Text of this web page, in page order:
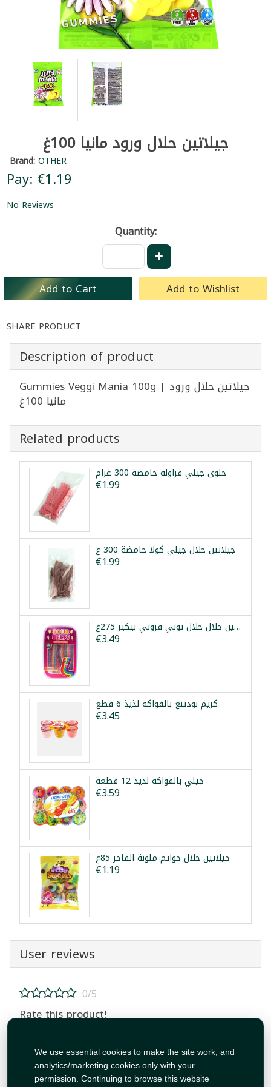
We use essential cookies to make the site work, and
analytics/marketing cookies only with your
permission. Continuing to browse this website
جيلاتين حلال ورود مانيا 100غ
Brand:OTHER
Pay: €1.19
No Reviews
Quantity:
Add to Cart Add to Wishlist
SHARE PRODUCT
Description of product
Gummies Veggi Mania 100g | جيلاتين حلال ورود
مانيا 100غ
Related products
حلوى جيلي فراولة حامضة 300 غرام
€1.99
جيلاتين حلال جيلي كولا حامضة 300 غ
€1.99
جيلاتين حلال حلال توتي فروتي بيكيز 275غ
€3.49
كريم بودينغ بالفواكه لذيذ 6 قطع
€3.45
جيلي بالفواكه لذيذ 12 قطعة
€3.59
جيلاتين حلال خواتم ملونة الفاخر 85غ
€1.19
User reviews
0/5
Rate this product!